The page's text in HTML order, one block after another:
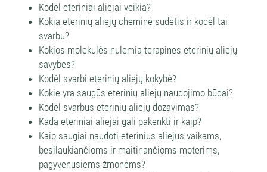
Kodėl eteriniai aliejai veikia?
Kokia eterinių aliejų cheminė sudėtis ir kodėl tai
svarbu?
Kokios molekulės nulemia terapines eterinių aliejų
savybes?
Kodėl svarbi eterinių aliejų kokybė?
Kokie yra saugūs eterinių aliejų naudojimo būdai?
Kodėl svarbus eterinių aliejų dozavimas?
Kada eteriniai aliejai gali pakenkti ir kaip?
Kaip saugiai naudoti eterinius aliejus vaikams,
besilaukiančioms ir maitinančioms moterims,
pagyvenusiems žmonėms?